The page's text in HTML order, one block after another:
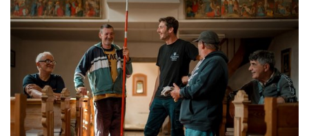
Mittelpunkt stehen.